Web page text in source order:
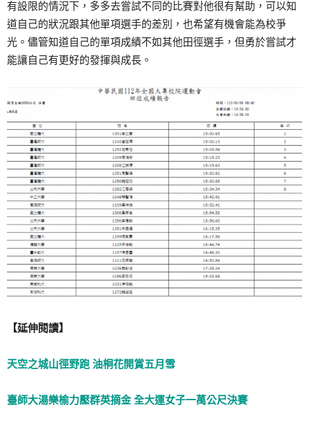
有設限的情況下，多多去嘗試不同的比賽對他很有幫助，可以知
道自己的狀況跟其他單項選手的差別，也希望有機會能為校爭
光。儘管知道自己的單項成績不如其他田徑選手，但勇於嘗試才
能讓自己有更好的發揮與成長。
【延伸閱讀】
天空之城山徑野跑 油桐花開賞五月雪
臺師大湯樂榆力壓群英摘金 全大運女子一萬公尺決賽